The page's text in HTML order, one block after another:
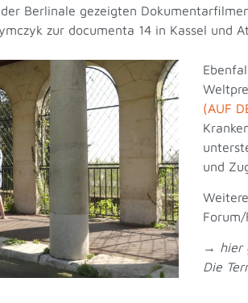
Berlinale gezeigten
zur documenta 14 in Kassel
(AUF
und
→ hier
Die